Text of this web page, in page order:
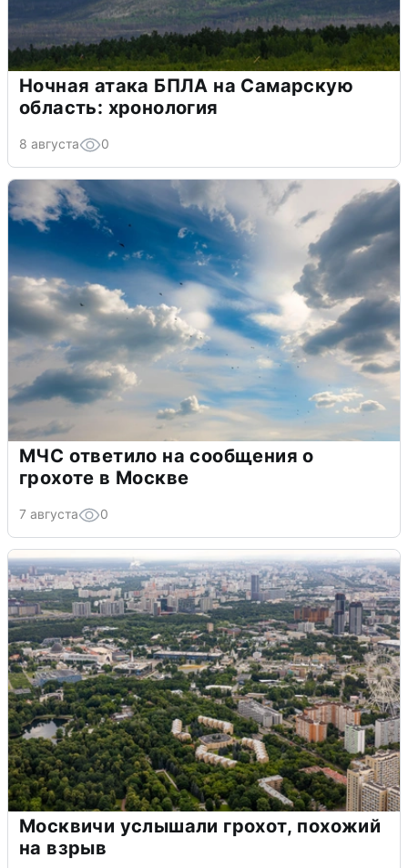
Ночная атака БПЛА на Самарскую
область: хронология
8 августа 0
МЧС ответило на сообщения о
грохоте в Москве
7 августа 0
Москвичи услышали грохот, похожий
на взрыв